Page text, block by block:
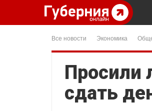
Все новости Экономика
Просили
сдать